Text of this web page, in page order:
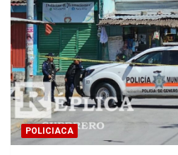
POLICIACA